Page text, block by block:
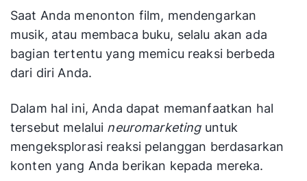
Saat Anda menonton film, mendengarkan
musik, atau membaca buku, selalu akan ada
bagian tertentu yang memicu reaksi berbeda
dari diri Anda.
Dalam hal ini, Anda dapat memanfaatkan hal
tersebut melalui neuromarketing untuk
mengeksplorasi reaksi pelanggan berdasarkan
konten yang Anda berikan kepada mereka.